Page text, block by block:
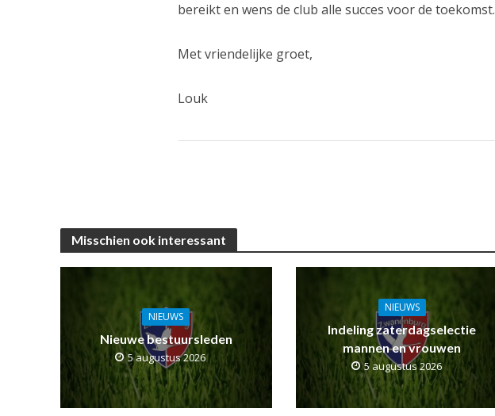
bereikt en wens de club alle succes voor de toekomst.
Met vriendelijke groet,
Louk
Misschien ook interessant
NIEUWS
Nieuwe bestuursleden
5 augustus 2026
NIEUWS
Indeling zaterdagselectie
mannen en vrouwen
5 augustus 2026